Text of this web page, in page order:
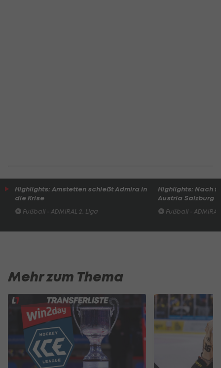
Highlights: Amstetten schießt Admira in
die Krise
Fußball - ADMIRAL 2. Liga
Highlights: Nach
Austria Salzburg
Fußball -
Mehr zum Thema